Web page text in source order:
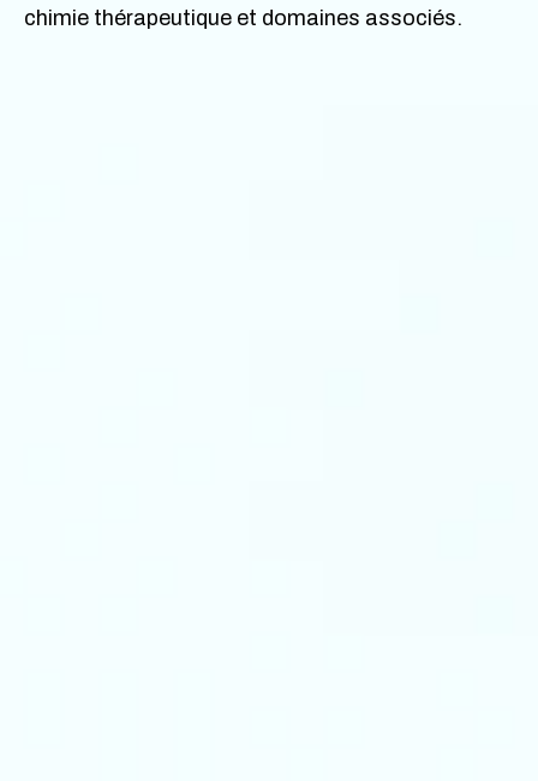
chimie thérapeutique et domaines associés.